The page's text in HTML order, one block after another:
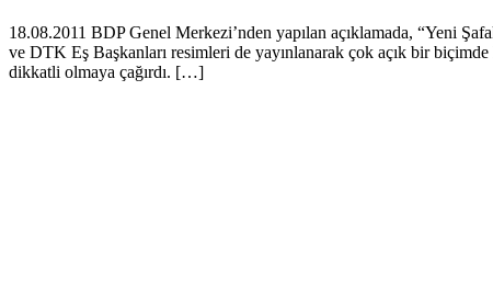
18.08.2011 BDP Genel Merkezi’nden yapılan açıklamada, “Yeni
ve DTK Eş Başkanları resimleri de yayınlanarak çok açık bir
dikkatli olmaya çağırdı. […]